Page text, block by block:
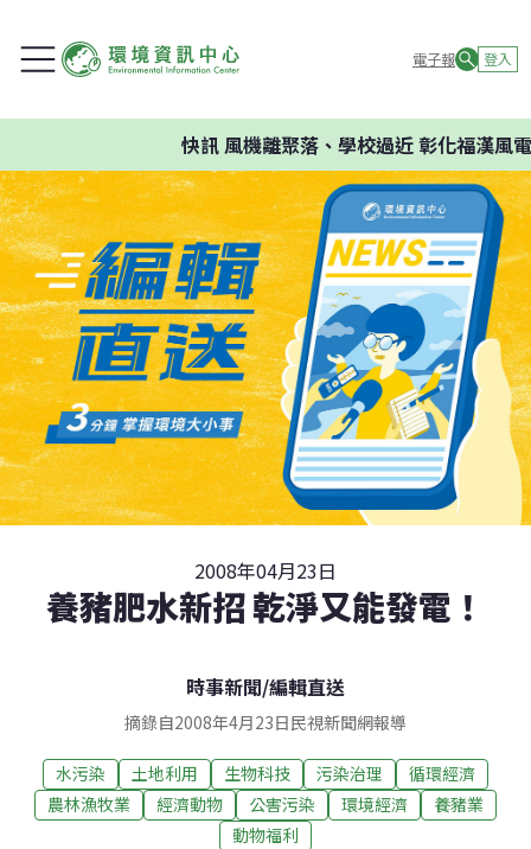
電子報 登入
快訊風機離聚落、學校過近 彰化福漢風電
2008年04月23日
養豬肥水新招 乾淨又能發電！
時事新聞/編輯直送
摘錄自2008年4月23日民視新聞網報導
水污染 土地利用 生物科技 污染治理
循環經濟
農林漁牧業
經濟動物 公害污染 環境經濟
養豬業
動物福利